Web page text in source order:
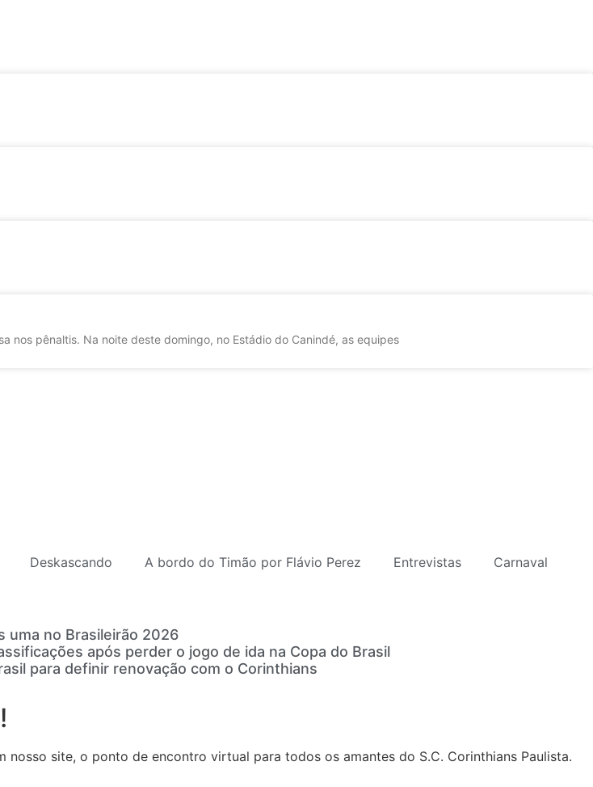
nos pênaltis. Na noite deste domingo, no Estádio do Canindé, as equipes
Deskascando A bordo do Timão por Flávio Perez Entrevistas Carnaval
uma no Brasileirão 2026
após perder o jogo de ida na Copa do Brasil
para definir renovação com o Corinthians
site, o ponto de encontro virtual para todos os amantes do S.C. Corinthians Paulista.